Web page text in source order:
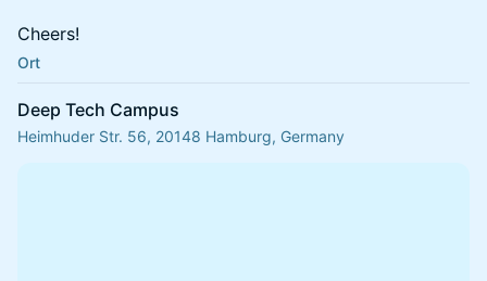
​​​Cheers!
Ort
Deep Tech Campus
Heimhuder Str. 56, 20148 Hamburg, Germany